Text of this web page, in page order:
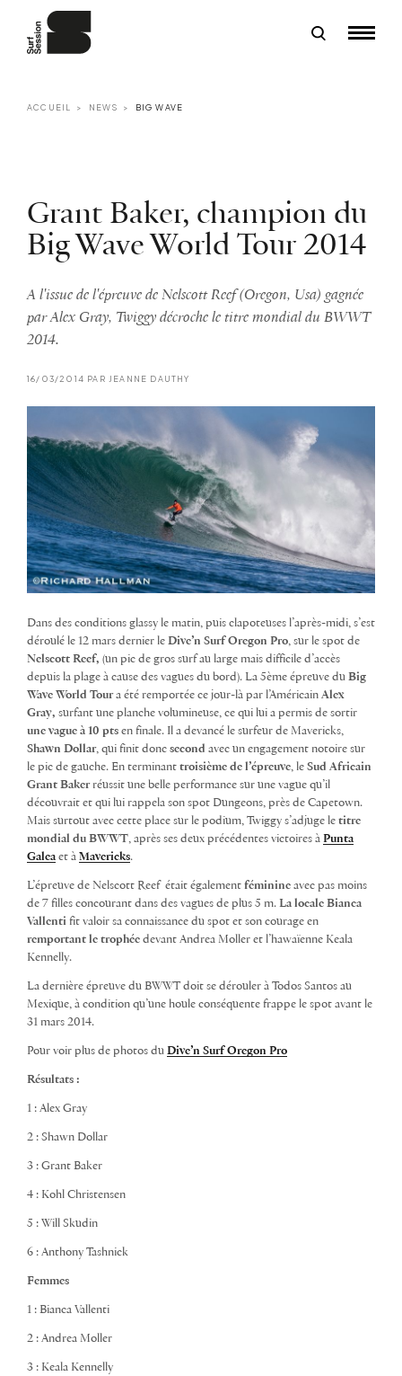
ACCUEIL NEWS BIG WAVE
Grant Baker, champion du
Big Wave World Tour 2014
A l'issue de l'épreuve de Nelscott Reef (Oregon, Usa) gagnée
par Alex Gray, Twiggy décroche le titre mondial du BWWT
2014.
16/03/2014 PAR JEANNE DAUTHY
Dans des conditions glassy le matin, puis clapoteuses l’après-midi, s’est
déroulé le 12 mars dernier le Dive’n Surf Oregon Pro , sur le spot de
Nelscott Reef, (un pic de gros surf au large mais difficile d’accès
depuis la plage à cause des vagues du bord). La 5ème épreuve du Big
Wave World Toura été remportée ce jour-là par l’Américain Alex
Gray, surfant une planche volumineuse, ce qui lui a permis de sortir
une vague à 10 pts en finale. Il a devancé le surfeur de Mavericks,
Shawn Dollar, qui finit donc second avec un engagement notoire sur
le pic de gauche. En terminant troisième de l’épreuve , le Sud Africain
Grant Bakerréussit une belle performance sur une vague qu’il
découvrait et qui lui rappela son spot Dungeons, près de Capetown.
Mais surtout avec cette place sur le podium, Twiggy s’adjuge le titre
mondial du BWWT , après ses deux précédentes victoires à Punta
Galea et à Mavericks.
L’épreuve de Nelscott Reef était également féminine avec pas moins
de 7 filles concourant dans des vagues de plus 5 m. La locale Bianca
Vallenti fit valoir sa connaissance du spot et son courage en
remportant le trophée devant Andrea Moller et l’hawaïenne Keala
Kennelly.
La dernière épreuve du BWWT doit se dérouler à Todos Santos au
Mexique, à condition qu’une houle conséquente frappe le spot avant le
31 mars 2014.
Pour voir plus de photos du Dive’n Surf Oregon Pro
Résultats :
1 : Alex Gray
2 : Shawn Dollar
3 : Grant Baker
4 : Kohl Christensen
5 : Will Skudin
6 : Anthony Tashnick
Femmes
1 : Bianca Vallenti
2 : Andrea Moller
3 : Keala Kennelly